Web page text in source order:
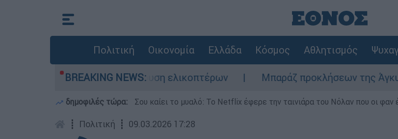
Πολιτική Οικονομία Ελλάδα Κόσμος Αθλητισμός
BREAKING NEWS:
ζωή του στη σύγκρουση ελικοπτέρων Μπαράζ προκλήσεων της Άγκυρας στο
δημοφιλές τώρα: Σου καίει το μυαλό: Το Netflix έφερε την ταινιάρα του Νόλαν που οι φαν
┋ Πολιτική ┋ 09.03.2026 17:28